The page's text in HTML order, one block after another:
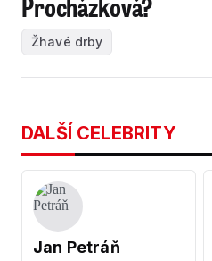
Žhavé drby
DALŠÍ CELEBRITY
Jan Petráň